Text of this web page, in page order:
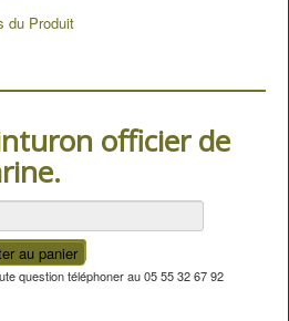
du Produit
officier de
question téléphoner au 05 55 32 67 92